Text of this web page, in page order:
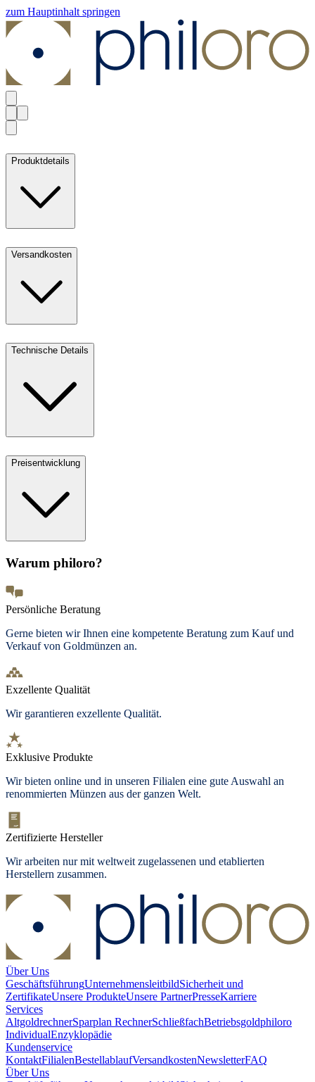
zum Hauptinhalt springen
Produktdetails
Versandkosten
Technische Details
Preisentwicklung
Warum philoro?
Persönliche Beratung
Gerne bieten wir Ihnen eine kompetente Beratung zum Kauf und
Verkauf von Goldmünzen an.
Exzellente Qualität
Wir garantieren exzellente Qualität.
Exklusive Produkte
Wir bieten online und in unseren Filialen eine gute Auswahl an
renommierten Münzen aus der ganzen Welt.
Zertifizierte Hersteller
Wir arbeiten nur mit weltweit zugelassenen und etablierten
Herstellern zusammen.
Über Uns
GeschäftsführungUnternehmensleitbildSicherheit und
ZertifikateUnsere ProdukteUnsere PartnerPresseKarriere
Services
AltgoldrechnerSparplan RechnerSchließfachBetriebsgoldphiloro
IndividualEnzyklopädie
Kundenservice
KontaktFilialenBestellablaufVersandkostenNewsletterFAQ
Über Uns